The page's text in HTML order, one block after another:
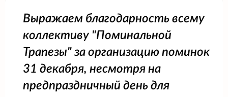
Выражаем благодарность всему
коллективу "Поминальной
Трапезы" за организацию поминок
31 декабря, несмотря на
предпраздничный день для